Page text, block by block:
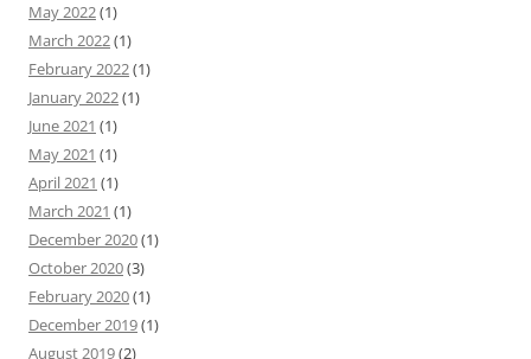
May 2022(1)
March 2022(1)
February 2022(1)
January 2022(1)
June 2021 (1)
May 2021 (1)
April 2021 (1)
March 2021 (1)
December 2020(1)
October 2020(3)
February 2020(1)
December 2019(1)
August 2019(2)